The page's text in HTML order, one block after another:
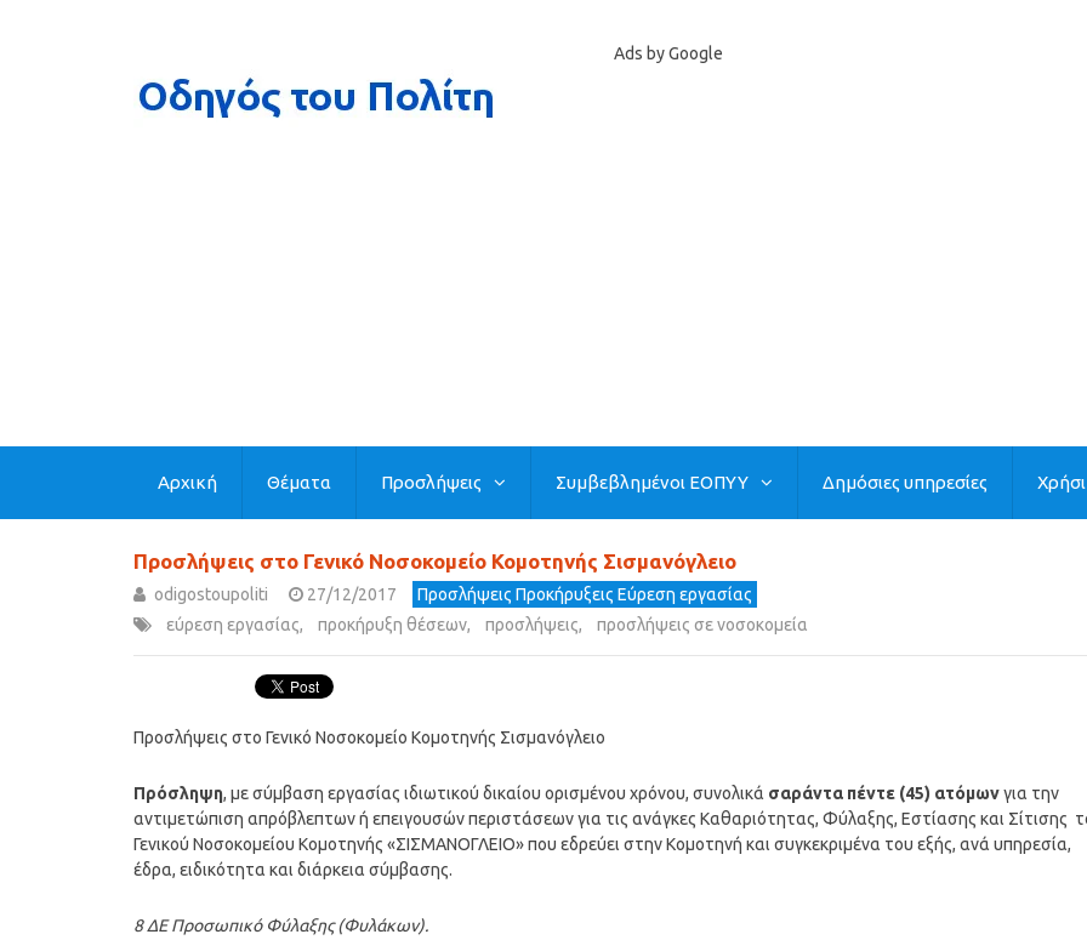
Ads by Google
Αρχική Θέματα Προσλήψεις Συμβεβλημένοι ΕΟΠΥΥ Δημόσιες υπηρεσίες
Προσλήψεις στο Γενικό Νοσοκομείο Κομοτηνής Σισμανόγλειο
odigostoupoliti 27/12/2017
Προσλήψεις Προκήρυξεις Εύρεση εργασίας
εύρεση εργασίας, προκήρυξη θέσεων, προσλήψεις, προσλήψεις σε νοσοκομεία
Προσλήψεις στο Γενικό Νοσοκομείο Κομοτηνής Σισμανόγλειο
Πρόσληψη, με σύμβαση εργασίας ιδιωτικού δικαίου ορισμένου χρόνου, συνολικά σαράντα πέντε (45) ατόμωνγια την
αντιμετώπιση απρόβλεπτων ή επειγουσών περιστάσεων για τις ανάγκες Καθαριότητας, Φύλαξης, Εστίασης και Σίτισης
Γενικού Νοσοκομείου Κομοτηνής «ΣΙΣΜΑΝΟΓΛΕΙΟ» που εδρεύει στην Κομοτηνή και συγκεκριμένα του εξής, ανά υπηρεσία,
έδρα, ειδικότητα και διάρκεια σύμβασης.
8 ΔΕ Προσωπικό Φύλαξης (Φυλάκων).